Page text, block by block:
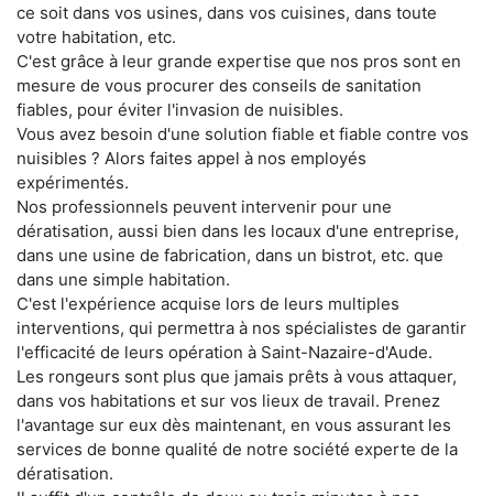
ce soit dans vos usines, dans vos cuisines, dans toute
votre habitation, etc.
C'est grâce à leur grande expertise que nos pros sont en
mesure de vous procurer des conseils de sanitation
fiables, pour éviter l'invasion de nuisibles.
Vous avez besoin d'une solution fiable et fiable contre vos
nuisibles ? Alors faites appel à nos employés
expérimentés.
Nos professionnels peuvent intervenir pour une
dératisation, aussi bien dans les locaux d'une entreprise,
dans une usine de fabrication, dans un bistrot, etc. que
dans une simple habitation.
C'est l'expérience acquise lors de leurs multiples
interventions, qui permettra à nos spécialistes de garantir
l'efficacité de leurs opération à Saint-Nazaire-d'Aude.
Les rongeurs sont plus que jamais prêts à vous attaquer,
dans vos habitations et sur vos lieux de travail. Prenez
l'avantage sur eux dès maintenant, en vous assurant les
services de bonne qualité de notre société experte de la
dératisation.